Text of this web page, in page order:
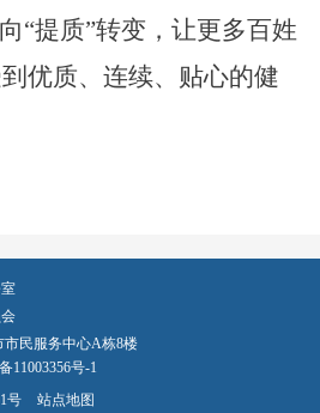
“提质”转变，让更多百姓
优质、连续、贴心的健
市民服务中心A栋8楼
11003356号-1
号
站点地图